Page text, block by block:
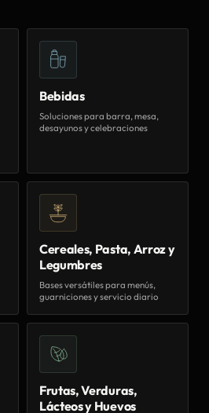
Bebidas
Soluciones para barra, mesa,
desayunos y celebraciones
Cereales, Pasta, Arroz y
Legumbres
Bases versátiles para menús,
guarniciones y servicio diario
Frutas, Verduras,
Lácteos y Huevos